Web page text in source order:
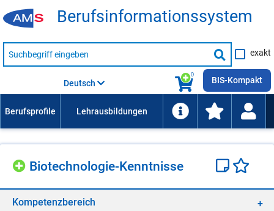
Be­rufs­in­for­ma­ti­ons­sys­tem
Suche
nach
Suche
starten
exakt
0
Deutsch BIS-Kompakt
Bio­tech­no­lo­gie-Kennt­nis­se
Kom­pe­tenz­be­reich